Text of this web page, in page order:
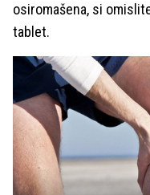
osiromašena, si
tablet.